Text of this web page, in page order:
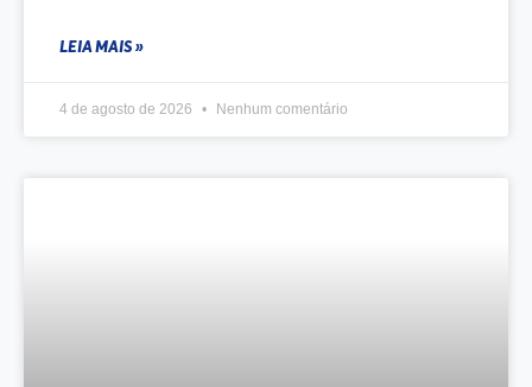
LEIA MAIS »
4 de agosto de 2026 Nenhum comentário